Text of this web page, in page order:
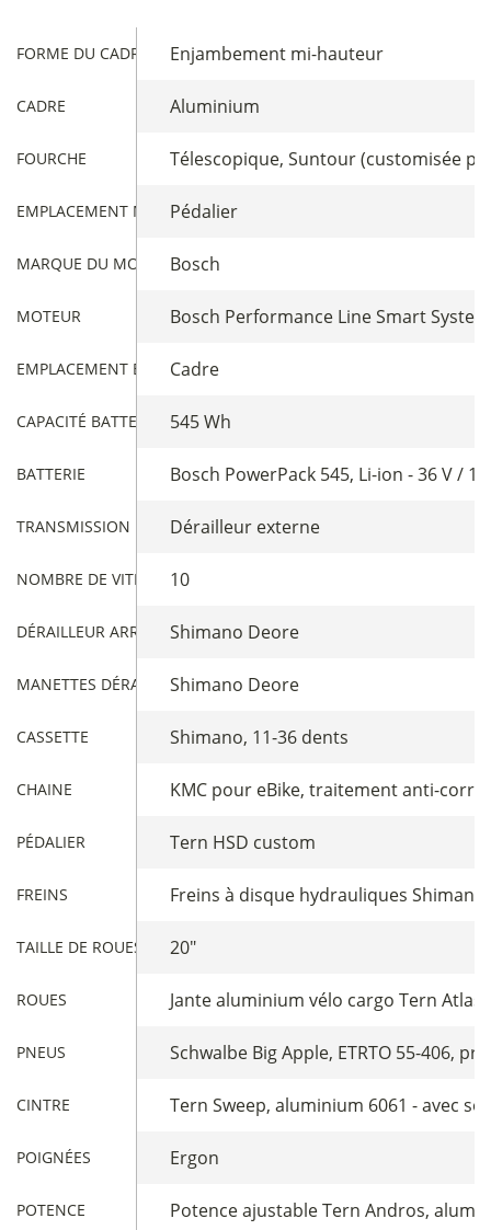
FORME DU CADRE Enjambement mi-hauteur
CADRE Aluminium
FOURCHE Télescopique, Suntour (customisée
EMPLACEMENT MOTEURPédalier
MARQUE DU MOTEURBosch
MOTEUR Bosch Performance Line Smart
EMPLACEMENT BATTERIE
Cadre
CAPACITÉ BATTERIE 545 Wh
BATTERIE Bosch PowerPack 545, Li-ion - 36 V /
TRANSMISSION Dérailleur externe
NOMBRE DE VITESSES10
DÉRAILLEUR ARRIÈREShimano Deore
MANETTES DÉRAILLEURShimano Deore
CASSETTE Shimano, 11-36 dents
CHAINE KMC pour eBike, traitement anti-
PÉDALIER Tern HSD custom
FREINS Freins à disque hydrauliques
TAILLE DE ROUES 20"
ROUES Jante aluminium vélo cargo Tern
PNEUS Schwalbe Big Apple, ETRTO 55-406,
CINTRE Tern Sweep, aluminium 6061 - avec
POIGNÉES Ergon
POTENCE Potence ajustable Tern Andros,